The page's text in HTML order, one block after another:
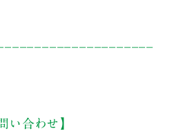
い合わせ】